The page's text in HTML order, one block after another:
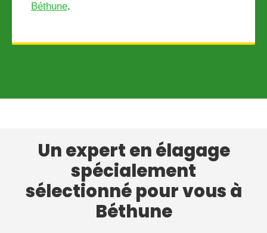
Béthune.
Un expert en élagage
spécialement
sélectionné pour vous à
Béthune